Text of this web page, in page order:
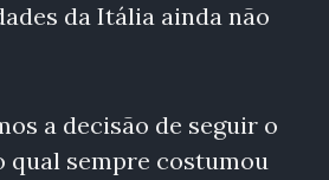
da Itália ainda não
a decisão de seguir o
qual sempre costumou